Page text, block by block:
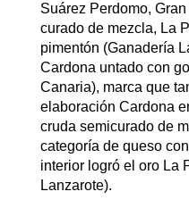
Suárez Perdomo,
curado de mezcla, La
pimentón (Ganadería
Cardona untado con
Canaria), marca que
elaboración Cardona
cruda semicurado de
categoría de queso
interior logró el oro La
Lanzarote).